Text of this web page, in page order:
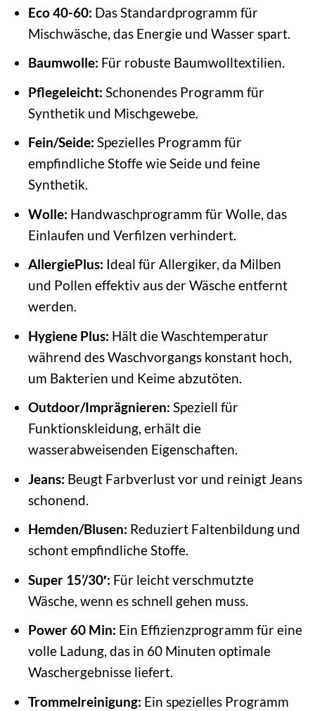
Eco 40-60: Das Standardprogramm für
Mischwäsche, das Energie und Wasser spart.
Baumwolle: Für robuste Baumwolltextilien.
Pflegeleicht: Schonendes Programm für
Synthetik und Mischgewebe.
Fein/Seide: Spezielles Programm für
empfindliche Stoffe wie Seide und feine
Synthetik.
Wolle: Handwaschprogramm für Wolle, das
Einlaufen und Verfilzen verhindert.
AllergiePlus: Ideal für Allergiker, da Milben
und Pollen effektiv aus der Wäsche entfernt
werden.
Hygiene Plus: Hält die Waschtemperatur
während des Waschvorgangs konstant hoch,
um Bakterien und Keime abzutöten.
Outdoor/Imprägnieren: Speziell für
Funktionskleidung, erhält die
wasserabweisenden Eigenschaften.
Jeans: Beugt Farbverlust vor und reinigt Jeans
schonend.
Hemden/Blusen: Reduziert Faltenbildung und
schont empfindliche Stoffe.
Super 15’/30′: Für leicht verschmutzte
Wäsche, wenn es schnell gehen muss.
Power 60 Min: Ein Effizienzprogramm für eine
volle Ladung, das in 60 Minuten optimale
Waschergebnisse liefert.
Trommelreinigung: Ein spezielles Programm